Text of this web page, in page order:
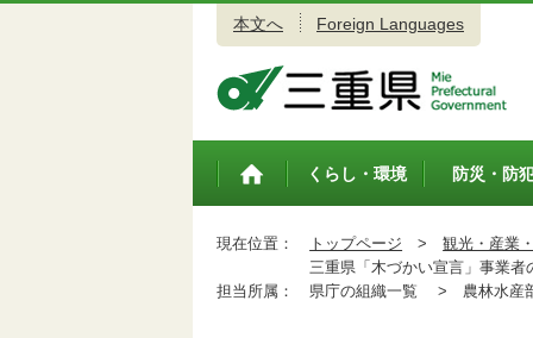
本文へ Foreign Languages
トップペ
くらし・環境 防災・防
現在位置： トップページ >
観光・産業
三重県「木づかい宣言」事業者
担当所属：
県庁の組織一覧 > 農林水